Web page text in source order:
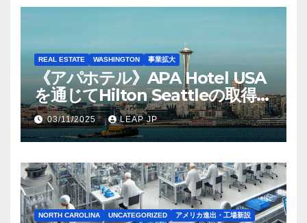
REAL ESTATE WASHINGTON 事業拡大
《アパホテル》APA Hotel USA
を通じてHilton Seattleの取得を
完了
03/11/2025 LEAP JP
NORTH CAROLINA UNCATEGORIZED アメリカ進出・工場新設